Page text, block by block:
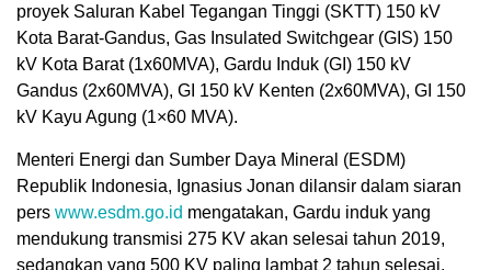
proyek Saluran Kabel Tegangan Tinggi (SKTT) 150 kV
Kota Barat-Gandus, Gas Insulated Switchgear (GIS) 150
kV Kota Barat (1x60MVA), Gardu Induk (GI) 150 kV
Gandus (2x60MVA), GI 150 kV Kenten (2x60MVA), GI 150
kV Kayu Agung (1×60 MVA).
Menteri Energi dan Sumber Daya Mineral (ESDM)
Republik Indonesia, Ignasius Jonan dilansir dalam siaran
pers www.esdm.go.id mengatakan, Gardu induk yang
mendukung transmisi 275 KV akan selesai tahun 2019,
sedangkan yang 500 KV paling lambat 2 tahun selesai.